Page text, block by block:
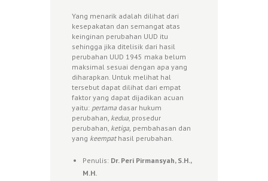
Yang menarik adalah dilihat dari
kesepakatan dan semangat atas
keinginan perubahan UUD itu
sehingga jika ditelisik dari hasil
perubahan UUD 1945 maka belum
maksimal sesuai dengan apa yang
diharapkan. Untuk melihat hal
tersebut dapat dilihat dari empat
faktor yang dapat dijadikan acuan
yaitu: pertama dasar hukum
perubahan , kedua , prosedur
perubahan, ketiga, pembahasan dan
yang keempathasil perubahan.
Penulis: Dr. Peri Pirmansyah, S.H.,
M.H.